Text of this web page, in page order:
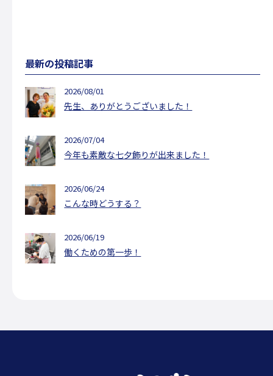
最新の投稿記事
2026/08/01
先生、ありがとうございました！
2026/07/04
今年も素敵な七夕飾りが出来ました！
2026/06/24
こんな時どうする？
2026/06/19
働くための第一歩！